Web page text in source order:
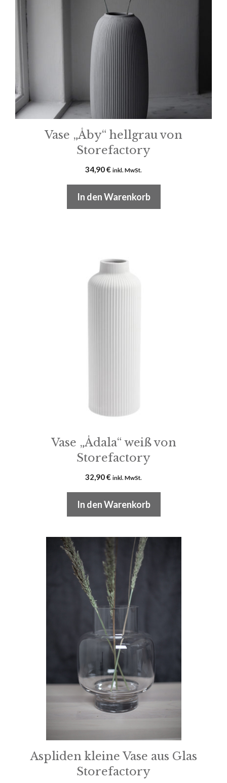
Vase „Åby“ hellgrau von
Storefactory
34,90€ inkl. MwSt.
In den Warenkorb
Vase „Ådala“ weiß von
Storefactory
32,90€ inkl. MwSt.
In den Warenkorb
Aspliden kleine Vase aus Glas
Storefactory